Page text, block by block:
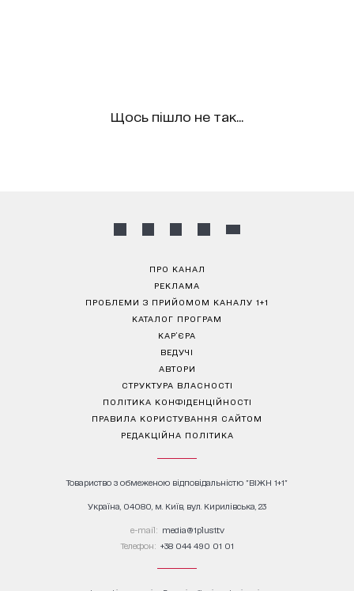
Щось пішло не так...
ПРО КАНАЛ
РЕКЛАМА
ПРОБЛЕМИ З ПРИЙОМОМ КАНАЛУ 1+1
КАТАЛОГ ПРОГРАМ
КАР’ЄРА
ВЕДУЧІ
АВТОРИ
СТРУКТУРА ВЛАСНОСТІ
ПОЛІТИКА КОНФІДЕНЦІЙНОСТІ
ПРАВИЛА КОРИСТУВАННЯ САЙТОМ
РЕДАКЦІЙНА ПОЛІТИКА
Товариство з обмеженою відповідальністю "ВІЖН 1+1"
Україна, 04080, м. Київ, вул. Кирилівська, 23
е-mail: media@1plus1.tv
Телефон: +38 044 490 01 01